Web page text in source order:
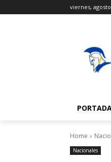
viernes,
Home
Nacionales